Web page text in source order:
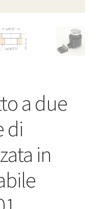
a due
di
in